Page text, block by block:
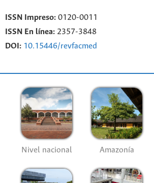
ISSN Impreso: 0120-0011
ISSN En línea: 2357-3848
DOI: 10.15446/revfacmed
Nivel nacional Amazonía